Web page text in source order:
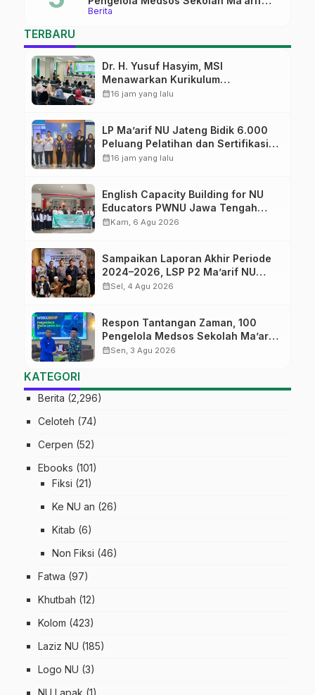
Berita
Pekalongan Ikuti Pelatihan Literasi
TERBARU
Dr. H. Yusuf Hasyim, MSI
Menawarkan Kurikulum
Diversifikasi, Harapan Baru dalam
calendar_month16 jam yang lalu
LP Ma’arif NU Jateng Bidik 6.000
Peluang Pelatihan dan Sertifikasi
bagi Lulusan SMK
calendar_month16 jam yang lalu
English Capacity Building for NU
Educators PWNU Jawa Tengah
Batch#4; Membuka Jalan Menuju
calendar_monthKam, 6 Agu 2026
Sampaikan Laporan Akhir Periode
2024–2026, LSP P2 Ma’arif NU
Jateng Mantapkan Sinergi Link and
calendar_monthSel, 4 Agu 2026
Respon Tantangan Zaman, 100
Pengelola Medsos Sekolah Ma’arif
Pekalongan Ikuti Pelatihan Literasi
calendar_monthSen, 3 Agu 2026
KATEGORI
Berita (2,296)
Celoteh (74)
Cerpen (52)
Ebooks (101)
Fiksi (21)
Ke NU an (26)
Kitab (6)
Non Fiksi (46)
Fatwa (97)
Khutbah (12)
Kolom (423)
Laziz NU (185)
Logo NU (3)